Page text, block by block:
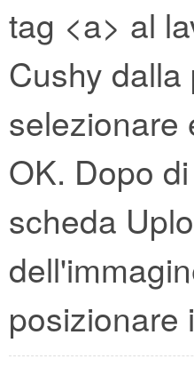
tag <a> al
Cushy
selezionare
OK. Dopo
scheda
posizionare